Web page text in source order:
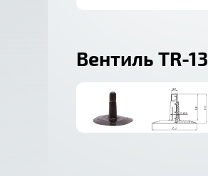
Вентиль TR-13